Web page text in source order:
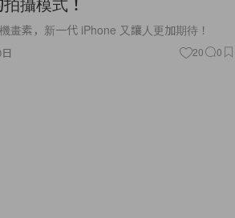
畫素，新一代 iPhone 又讓人更加期待！
20 0